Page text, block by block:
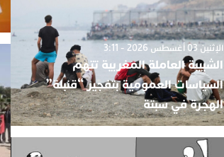
الإثنين 03 أغسطس 2026 - 3:11
الشبيبة العاملة المغربية تتهم
السياسات العمومية بتفجير “قنبلة”
الهجرة في سبتة